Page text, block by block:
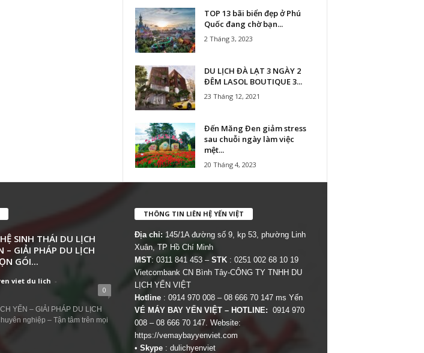
TOP 13 bãi biển đẹp ở Phú
Quốc đang chờ bạn...
2 Tháng 3, 2023
DU LỊCH ĐÀ LẠT 3 NGÀY 2
ĐÊM LASOL BOUTIQUE 3...
23 Tháng 12, 2021
Đến Măng Đen giảm stress
sau chuỗi ngày làm việc
mệt...
20 Tháng 4, 2023
HỆ SINH THÁI DU LỊCH
– GIẢI PHÁP DU LỊCH
GÓI...
viet du lich -
0
YẾN – GIẢI PHÁP DU LỊCH
nghiệp – Tận tâm trên mọi
THÔNG TIN LIÊN HỆ YẾN VIỆT
Địa chỉ: 145/1A đường số 9, kp 53, phường Linh
Xuân, TP Hồ Chí Minh
MST: 0311 841 453 – STK: 0251 002 68 10 19
Vietcombank CN Bình Tây-CÔNG TY TNHH DU
LỊCH YẾN VIỆT
Hotline : 0914 970 008 – 08 666 70 147 ms Yến
VÉ MÁY BAY YẾN VIỆT – HOTLINE: 0914 970
008 – 08 666 70 147. Website:
https://vemaybayyenviet.com
• Skype: dulichyenviet